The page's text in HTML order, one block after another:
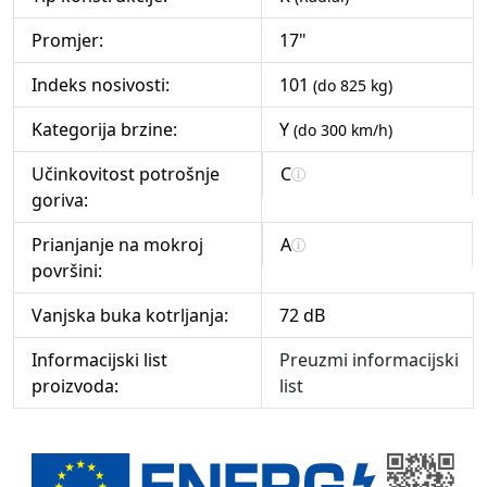
Promjer:
17"
Indeks nosivosti:
101 (do 825 kg)
Kategorija brzine: Y (do 300 km/h)
Učinkovitost potrošnje
goriva:
C
Prianjanje na mokroj
površini:
A
Vanjska buka kotrljanja:
72 dB
Informacijski list
proizvoda:
Preuzmi informacijski
list